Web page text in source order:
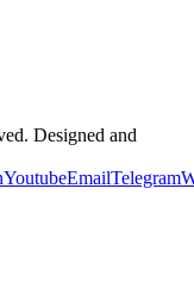
Designed and
YoutubeEmailTelegram